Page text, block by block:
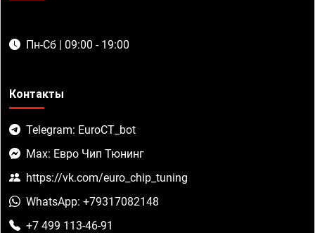
Пн-Сб | 09:00 - 19:00
Контакты
Telegram: EuroCT_bot
Max: Евро Чип Тюнинг
https://vk.com/euro_chip_tuning
WhatsApp: +79317082148
+7 499 113-46-91